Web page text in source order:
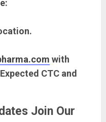
with
CTC and
Join Our